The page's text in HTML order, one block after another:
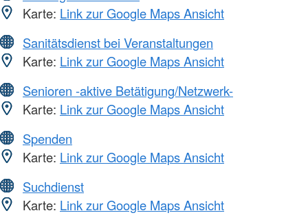
Karte: Link zur Google Maps Ansicht
Sanitätsdienst bei Veranstaltungen
Karte: Link zur Google Maps Ansicht
Senioren -aktive Betätigung/Netzwerk-
Karte: Link zur Google Maps Ansicht
Spenden
Karte: Link zur Google Maps Ansicht
Suchdienst
Karte: Link zur Google Maps Ansicht